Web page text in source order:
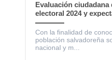
Evaluación ciudadana
electoral 2024 y
gestión
municipal
Con la finalidad de
población salvadoreña
nacional y m...